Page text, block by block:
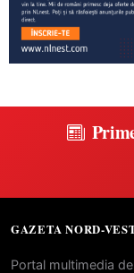
GAZETA NORD-
Portal multimedia